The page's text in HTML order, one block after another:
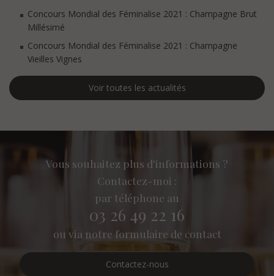
Concours Mondial des Féminalise 2021 : Champagne Brut
Millésimé
Concours Mondial des Féminalise 2021 : Champagne
Vieilles Vignes
Voir toutes les actualités
Vous souhaitez plus d'informations ?
Contactez-moi :
par téléphone au
03 26 49 22 16
ou via notre formulaire de contact
Contactez-nous